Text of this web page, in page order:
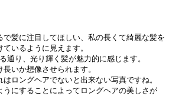
髪に注目してほしい、私の長くて綺麗な髪を
いるように見えます。
り、光り輝く髪が魅力的に感じます。
いか想像させられます。
ロングヘアでないと出来ない写真ですね。
にすることによってロングヘアの美しさが